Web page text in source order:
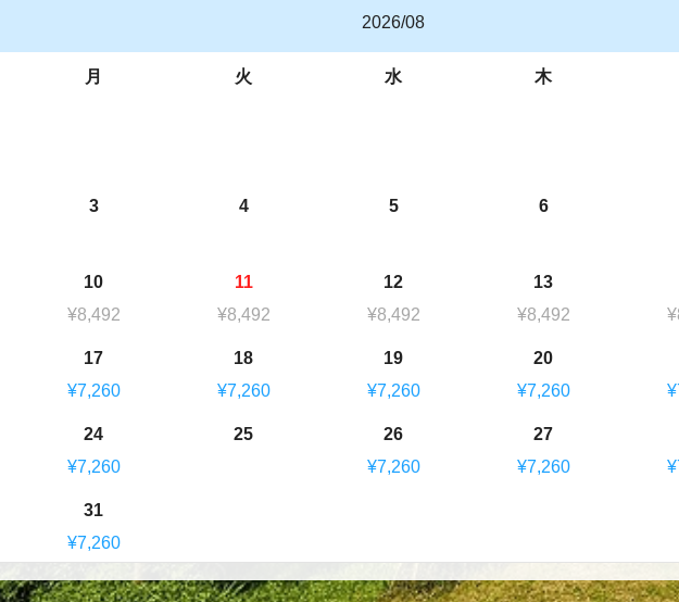
2026/08
月 火 水 木
3 4 5 6
10
¥8,492
11
¥8,492
12
¥8,492
13
¥8,492
17
¥7,260
18
¥7,260
19
¥7,260
20
¥7,260
24
¥7,260
25
26
¥7,260
27
¥7,260
31
¥7,260